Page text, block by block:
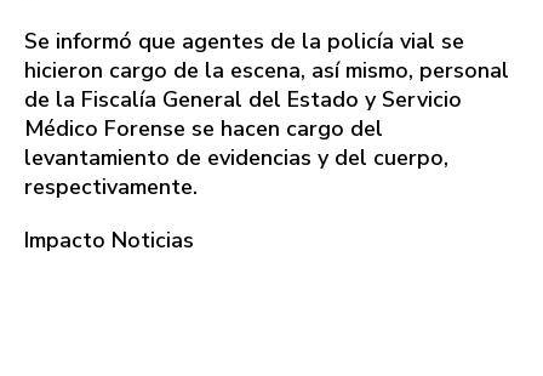
Se informó que agentes de la policía vial se
hicieron cargo de la escena, así mismo, personal
de la Fiscalía General del Estado y Servicio
Médico Forense se hacen cargo del
levantamiento de evidencias y del cuerpo,
respectivamente.
Impacto Noticias